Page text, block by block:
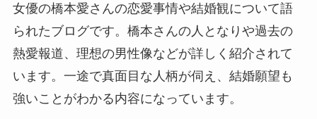
女優の橋本愛さんの恋愛事情や結婚観について語
られたブログです。橋本さんの人となりや過去の
熱愛報道、理想の男性像などが詳しく紹介されて
います。一途で真面目な人柄が伺え、結婚願望も
強いことがわかる内容になっています。